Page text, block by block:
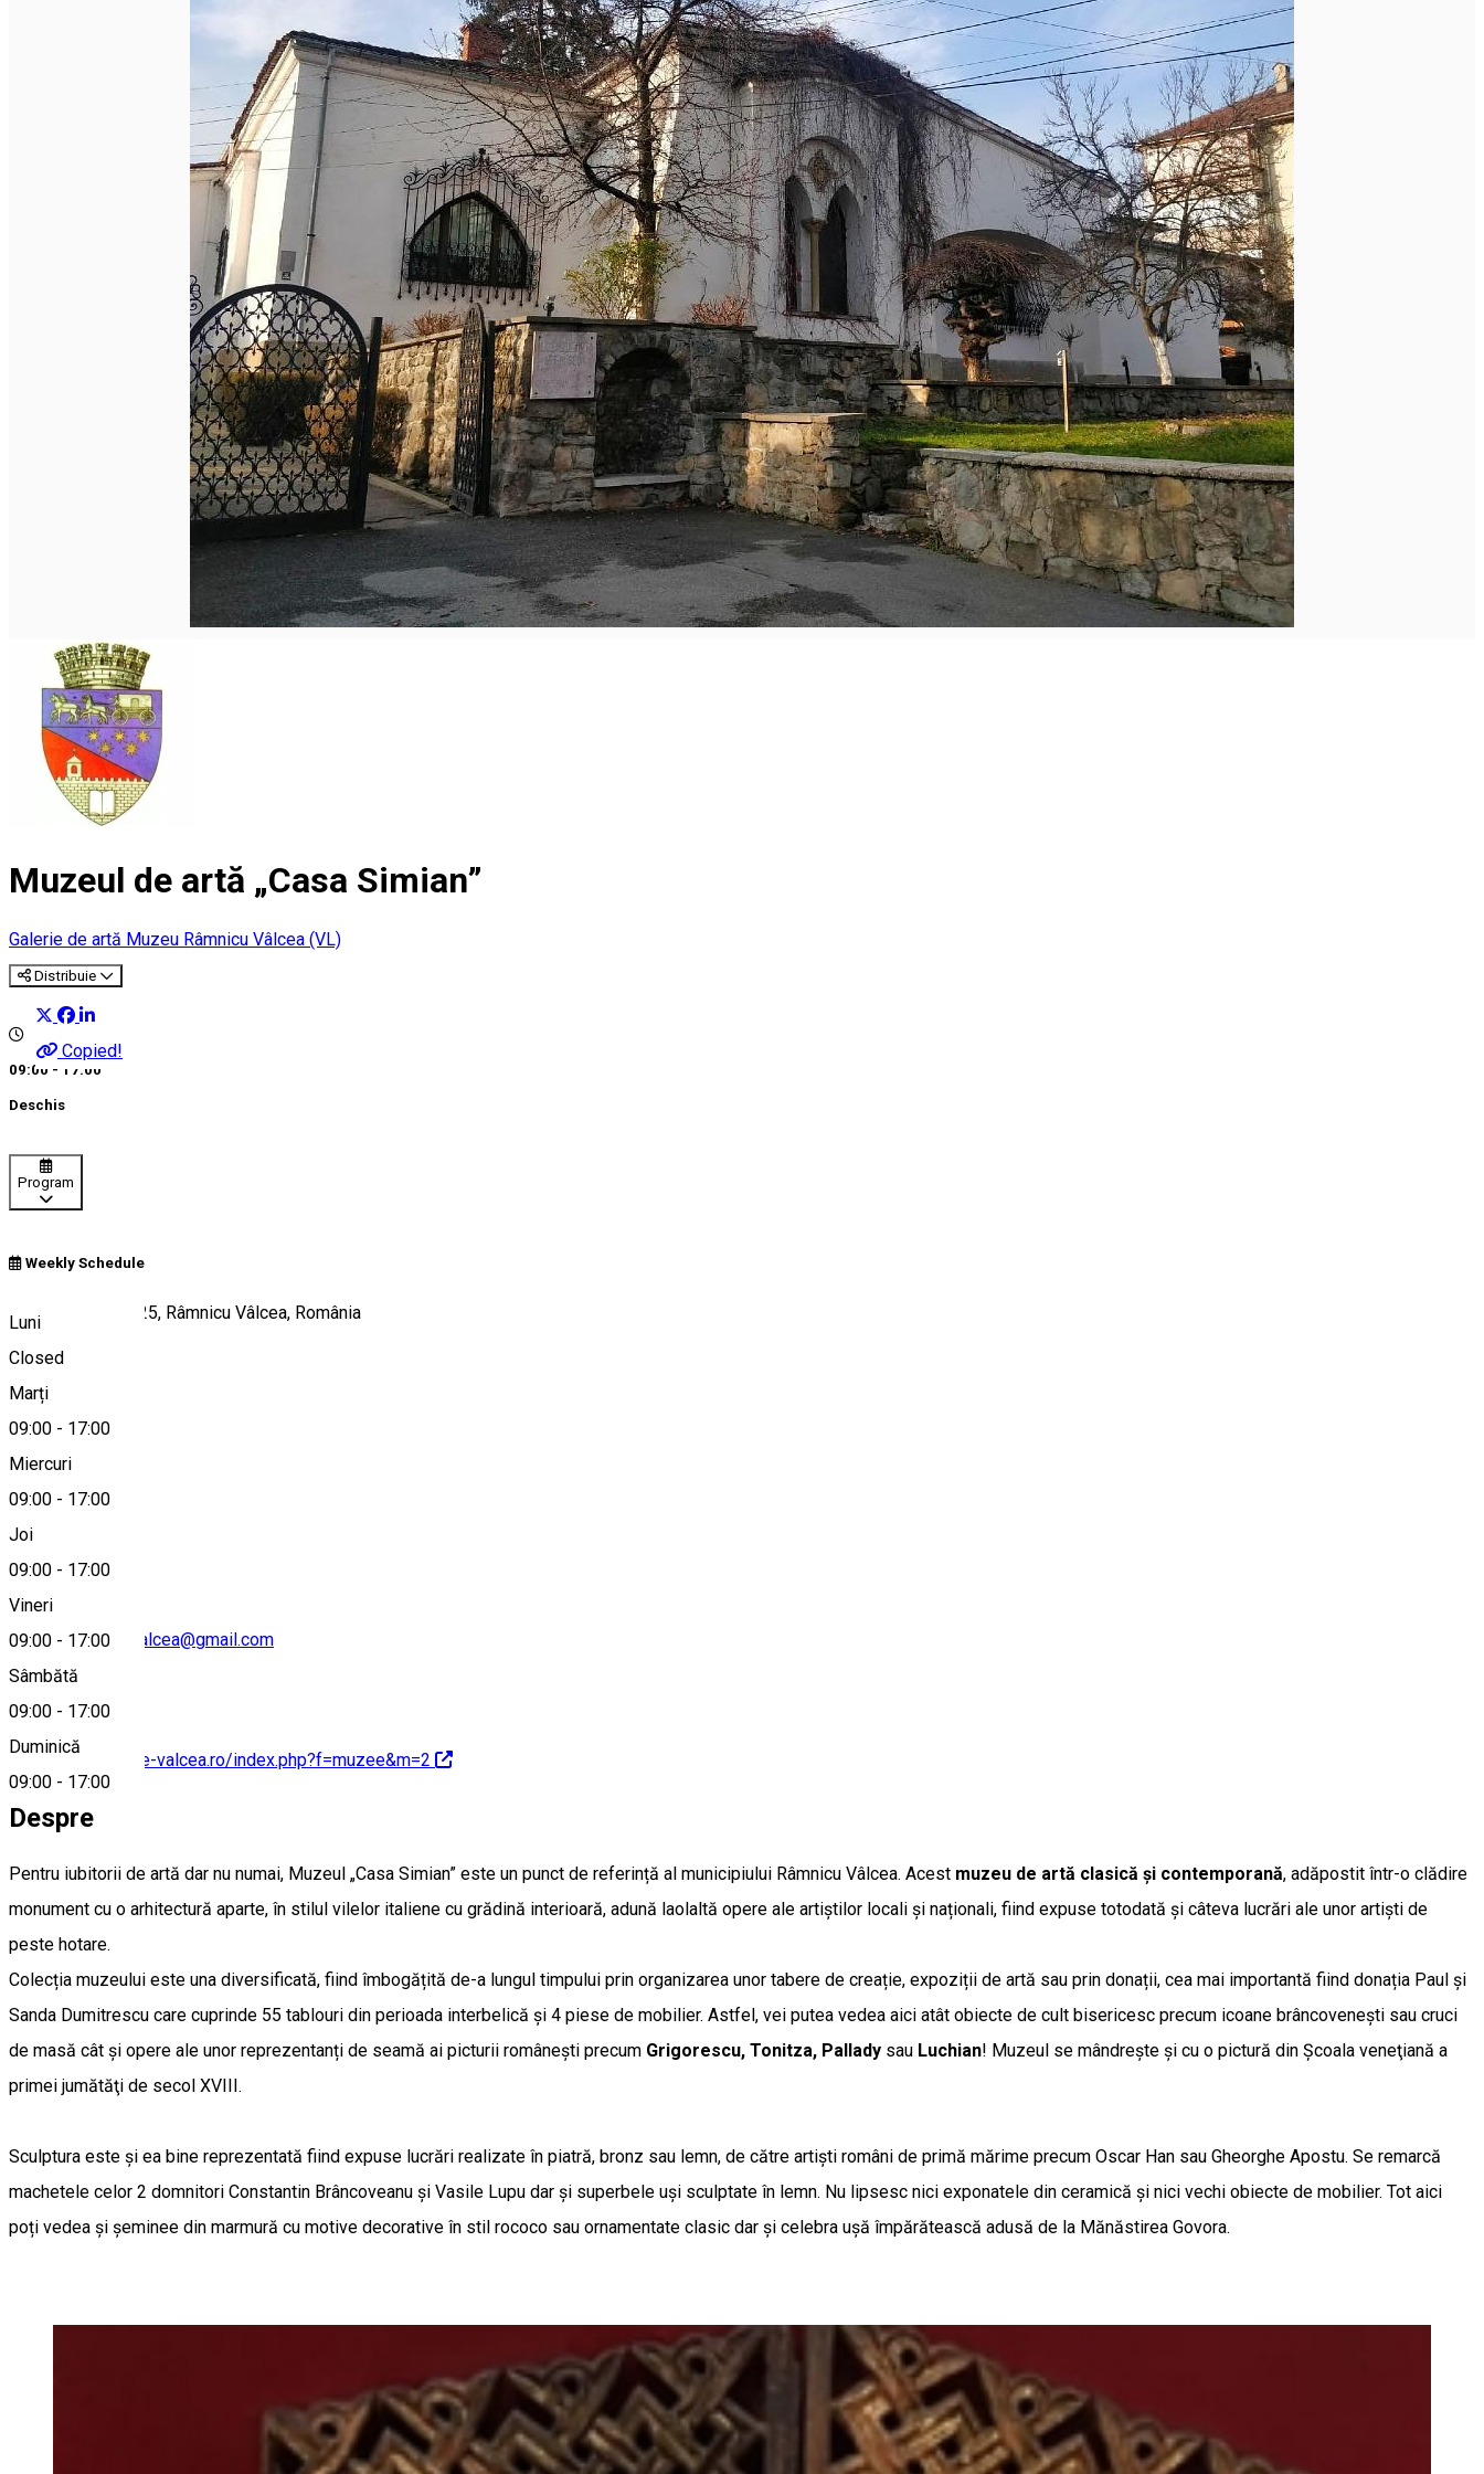
Muzeul de artă „Casa Simian”
Galerie de artă Muzeu Râmnicu Vâlcea (VL)
Distribuie
Copied!
09:00 - 17:00
Deschis
Program
Weekly Schedule
Luni
Closed
Marți
09:00 - 17:00
Miercuri
09:00 - 17:00
Joi
09:00 - 17:00
Vineri
09:00 - 17:00
Sâmbătă
09:00 - 17:00
Duminică
09:00 - 17:00
Strada Carol I nr. 25, Râmnicu Vâlcea, România
Hartă
muzeuljudeteanvalcea@gmail.com
http://www.muzee-valcea.ro/index.php?f=muzee&m=2
Despre
Pentru iubitorii de artă dar nu numai, Muzeul „Casa Simian” este un punct de referință al municipiului Râmnicu Vâlcea. Acest muzeu de artă clasică și contemporană, adăpostit într-o clădire
monument cu o arhitectură aparte, în stilul vilelor italiene cu grădină interioară, adună laolaltă opere ale artiștilor locali și naționali, fiind expuse totodată și câteva lucrări ale unor artiști de
peste hotare.
Colecția muzeului este una diversificată, fiind îmbogățită de-a lungul timpului prin organizarea unor tabere de creație, expoziții de artă sau prin donații, cea mai importantă fiind donația Paul și
Sanda Dumitrescu care cuprinde 55 tablouri din perioada interbelică și 4 piese de mobilier. Astfel, vei putea vedea aici atât obiecte de cult bisericesc precum icoane brâncovenești sau cruci
de masă cât și opere ale unor reprezentanți de seamă ai picturii românești precum Grigorescu, Tonitza, Pallady sau Luchian! Muzeul se mândreşte şi cu o pictură din Şcoala veneţiană a
primei jumătăţi de secol XVIII.
Sculptura este și ea bine reprezentată fiind expuse lucrări realizate în piatră, bronz sau lemn, de către artiști români de primă mărime precum Oscar Han sau Gheorghe Apostu. Se remarcă
machetele celor 2 domnitori Constantin Brâncoveanu și Vasile Lupu dar și superbele uși sculptate în lemn. Nu lipsesc nici exponatele din ceramică și nici vechi obiecte de mobilier. Tot aici
poți vedea și șeminee din marmură cu motive decorative în stil rococo sau ornamentate clasic dar și celebra ușă împărătească adusă de la Mănăstirea Govora.